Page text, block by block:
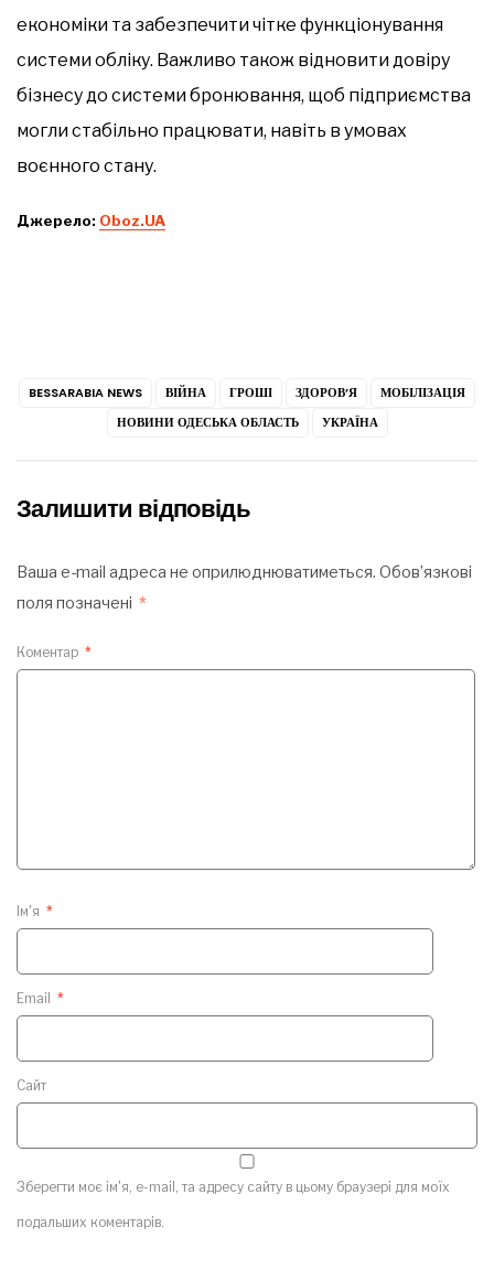
економіки та забезпечити чітке функціонування
системи обліку. Важливо також відновити довіру
бізнесу до системи бронювання, щоб підприємства
могли стабільно працювати, навіть в умовах
воєнного стану.
Джерело: Oboz.UA
BESSARABIA NEWS ВІЙНА ГРОШІ ЗДОРОВ’Я
МОБІЛІЗАЦІЯ
НОВИНИ ОДЕСЬКА ОБЛАСТЬ
УКРАЇНА
Залишити відповідь
Ваша e-mail адреса не оприлюднюватиметься. Обов’язкові
поля позначені *
Коментар *
Ім'я *
Email *
Сайт
Зберегти моє ім'я, e-mail, та адресу сайту в цьому браузері для моїх
подальших коментарів.